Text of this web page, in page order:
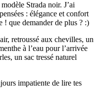
Strada noir. J’ai
: élégance et confort
! que demander de plus ? :)
retroussé aux chevilles, un
à l’eau pour l’arrivée
un sac tressé naturel
impatiente de lire tes